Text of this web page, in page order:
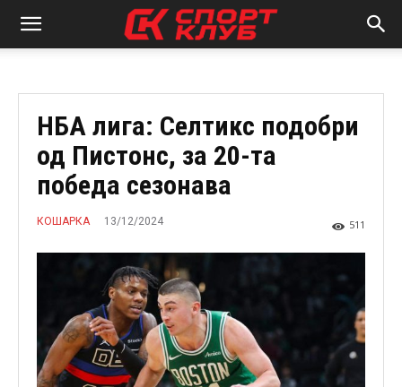
НБА лига: Селтикс подобри
од Пистонс, за 20-та
победа сезонава
КОШАРКА 13/12/2024 511